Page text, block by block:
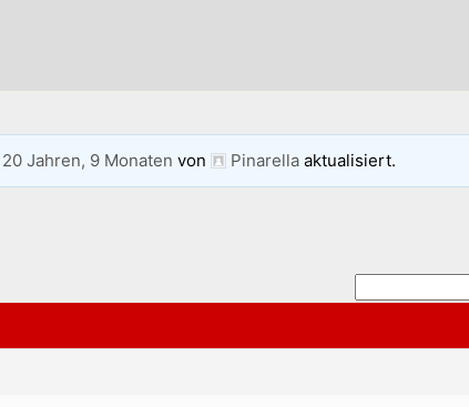
Jahren, 9 Monaten von Pinarella aktualisiert.